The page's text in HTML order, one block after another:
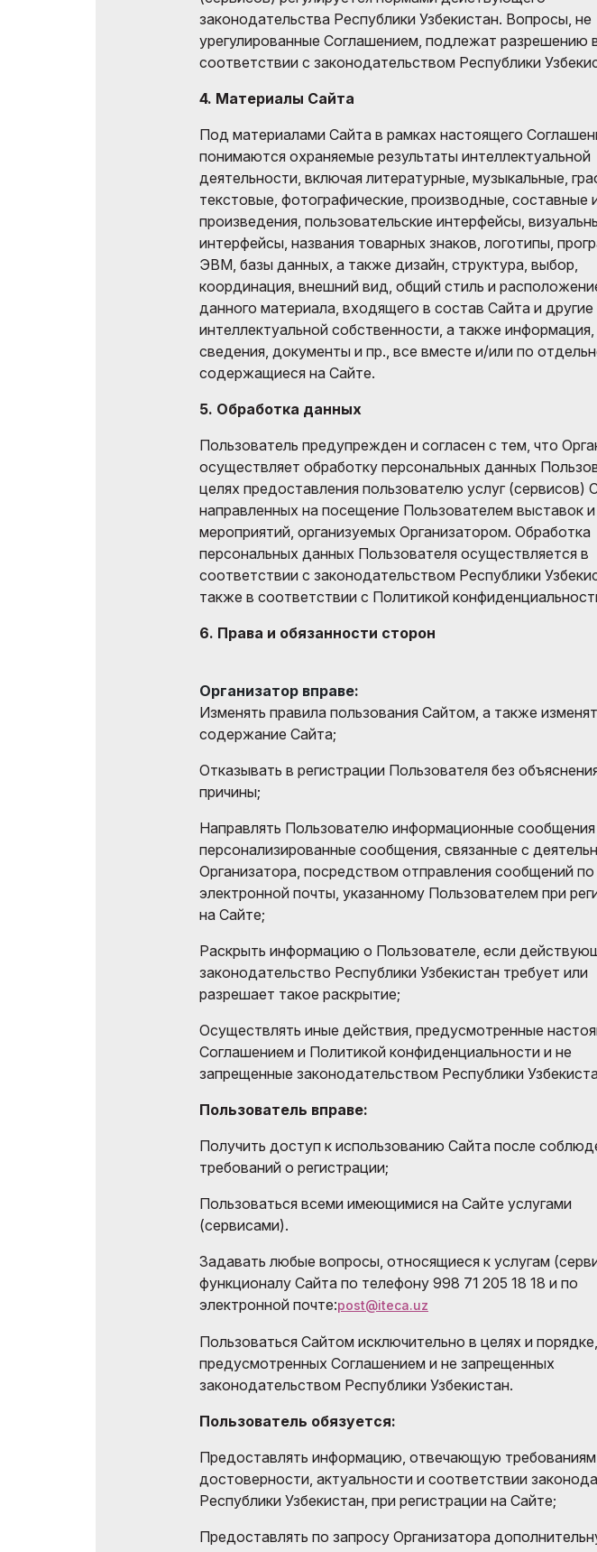
законодательства Республики Узбекистан. Вопросы, не
урегулированные Соглашением, подлежат разрешению
соответствии с законодательством Республики
4. Материалы Сайта
Под материалами Сайта в рамках настоящего
понимаются охраняемые результаты интеллектуальной
деятельности, включая литературные, музыкальные,
текстовые, фотографические, производные, составные
произведения, пользовательские интерфейсы,
интерфейсы, названия товарных знаков, логотипы,
ЭВМ, базы данных, а также дизайн, структура, выбор,
координация, внешний вид, общий стиль и
данного материала, входящего в состав Сайта и
интеллектуальной собственности, а также информация,
сведения, документы и пр., все вместе и/или по
содержащиеся на Сайте.
5. Обработка данных
Пользователь предупрежден и согласен с тем, что
осуществляет обработку персональных данных
целях предоставления пользователю услуг (сервисов)
направленных на посещение Пользователем выставок
мероприятий, организуемых Организатором. Обработка
персональных данных Пользователя осуществляется в
соответствии с законодательством Республики
также в соответствии с Политикой
6. Права и обязанности сторон
Организатор вправе:
Изменять правила пользования Сайтом, а также
содержание Сайта;
Отказывать в регистрации Пользователя без
причины;
Направлять Пользователю информационные сообщения
персонализированные сообщения, связанные с
Организатора, посредством отправления сообщений
электронной почты, указанному Пользователем при
на Сайте;
Раскрыть информацию о Пользователе, если
законодательство Республики Узбекистан требует или
разрешает такое раскрытие;
Осуществлять иные действия, предусмотренные
Соглашением и Политикой конфиденциальности и не
запрещенные законодательством Республики
Пользователь вправе:
Получить доступ к использованию Сайта после
требований о регистрации;
Пользоваться всеми имеющимися на Сайте услугами
(сервисами).
Задавать любые вопросы, относящиеся к услугам
функционалу Сайта по телефону 998 71 205 18 18 и по
электронной почте:post@iteca.uz
Пользоваться Сайтом исключительно в целях и порядке,
предусмотренных Соглашением и не запрещенных
законодательством Республики Узбекистан.
Пользователь обязуется:
Предоставлять информацию, отвечающую
достоверности, актуальности и соответствии
Республики Узбекистан, при регистрации на Сайте;
Предоставлять по запросу Организатора